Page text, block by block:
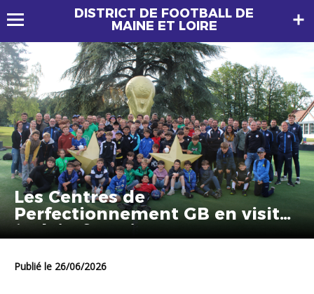
DISTRICT DE FOOTBALL DE
MAINE ET LOIRE
Les Centres de
Perfectionnement GB en visite
à Clairefontaine
Publié le 26/06/2026